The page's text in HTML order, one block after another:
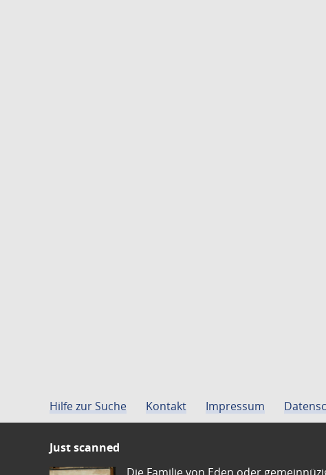
Hilfe zur Suche Kontakt Impressum
Just scanned